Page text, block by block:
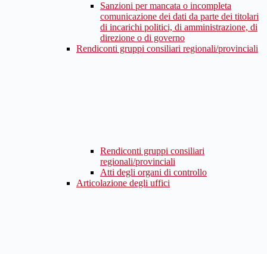
Sanzioni per mancata o incompleta
comunicazione dei dati da parte dei titolari
di incarichi politici, di amministrazione, di
direzione o di governo
Rendiconti gruppi consiliari regionali/provinciali
Rendiconti gruppi consiliari
regionali/provinciali
Atti degli organi di controllo
Articolazione degli uffici